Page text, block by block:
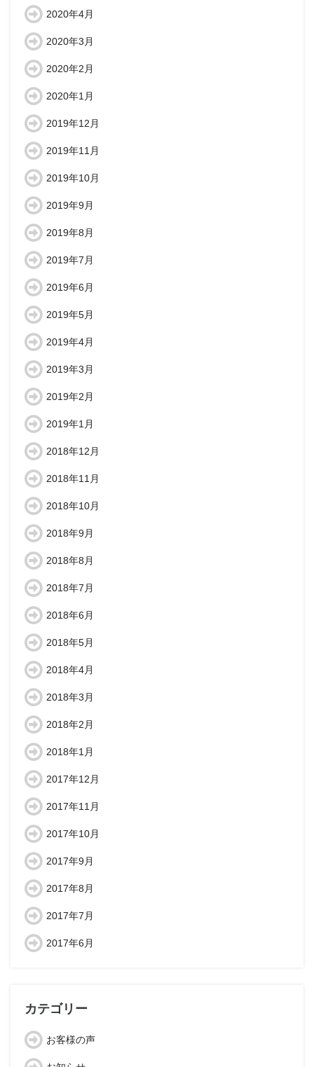
2020年4月
2020年3月
2020年2月
2020年1月
2019年12月
2019年11月
2019年10月
2019年9月
2019年8月
2019年7月
2019年6月
2019年5月
2019年4月
2019年3月
2019年2月
2019年1月
2018年12月
2018年11月
2018年10月
2018年9月
2018年8月
2018年7月
2018年6月
2018年5月
2018年4月
2018年3月
2018年2月
2018年1月
2017年12月
2017年11月
2017年10月
2017年9月
2017年8月
2017年7月
2017年6月
カテゴリー
お客様の声